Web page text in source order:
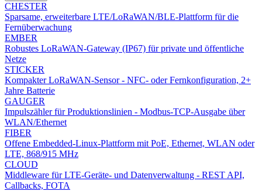
CHESTER
Sparsame, erweiterbare LTE/LoRaWAN/BLE-Plattform für die
Fernüberwachung
EMBER
Robustes LoRaWAN-Gateway (IP67) für private und öffentliche
Netze
STICKER
Kompakter LoRaWAN-Sensor - NFC- oder Fernkonfiguration, 2+
Jahre Batterie
GAUGER
Impulszähler für Produktionslinien - Modbus-TCP-Ausgabe über
WLAN/Ethernet
FIBER
Offene Embedded-Linux-Plattform mit PoE, Ethernet, WLAN oder
LTE, 868/915 MHz
CLOUD
Middleware für LTE-Geräte- und Datenverwaltung - REST API,
Callbacks, FOTA